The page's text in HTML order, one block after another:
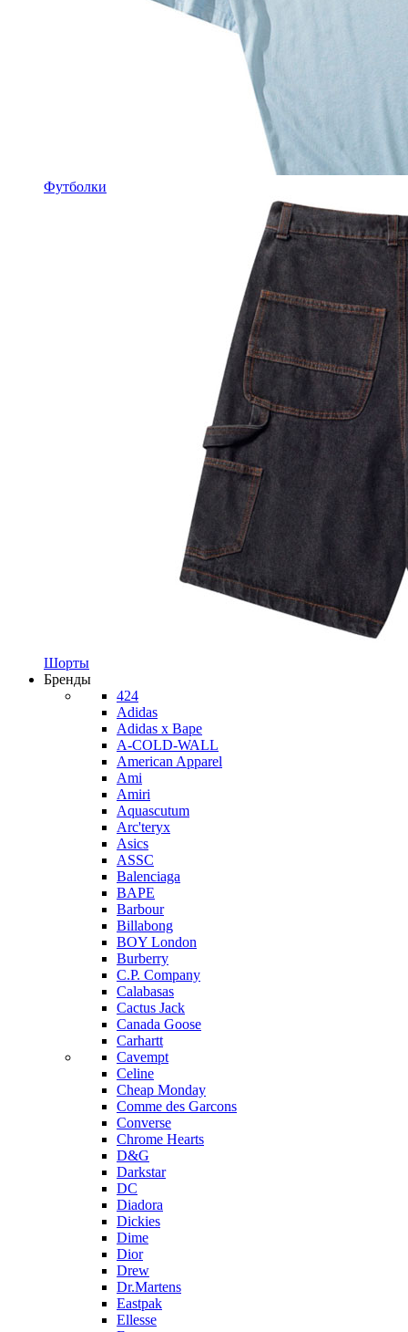
Футболки
Шорты
Бренды
424
Adidas
Adidas x Bape
A-COLD-WALL
American Apparel
Ami
Amiri
Aquascutum
Arc'teryx
Asics
ASSC
Balenciaga
BAPE
Barbour
Billabong
BOY London
Burberry
C.P. Company
Calabasas
Cactus Jack
Canada Goose
Carhartt
Cavempt
Celine
Cheap Monday
Comme des Garcons
Converse
Chrome Hearts
D&G
Darkstar
DC
Diadora
Dickies
Dime
Dior
Drew
Dr.Martens
Eastpak
Ellesse